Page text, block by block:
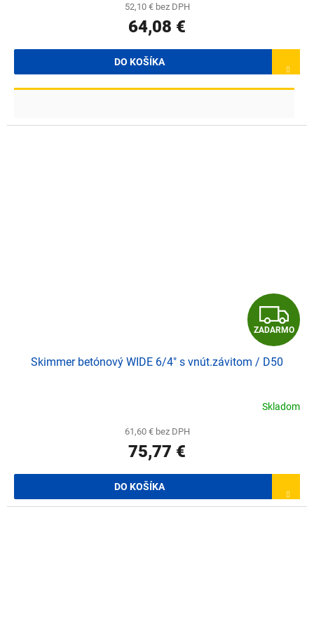
52,10 € bez DPH
64,08 €
DO KOŠÍKA
Z
A
A
O
ZADARMO
Skimmer betónový WIDE 6/4" s vnút.závitom / D50
Skladom
61,60 € bez DPH
75,77 €
DO KOŠÍKA